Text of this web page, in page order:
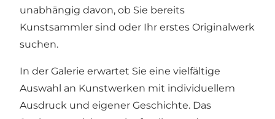
unabhängig davon, ob Sie bereits
Kunstsammler sind oder Ihr erstes Originalwerk
suchen.
In der Galerie erwartet Sie eine vielfältige
Auswahl an Kunstwerken mit individuellem
Ausdruck und eigener Geschichte. Das